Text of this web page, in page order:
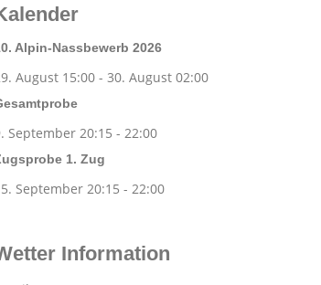
Alpin-Nassbewerb 2026
August 15:00 - 30. August 02:00
September 20:15 - 22:00
1. Zug
September 20:15 - 22:00
Information